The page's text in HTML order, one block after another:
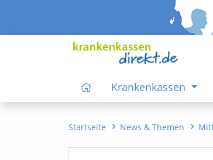
Krankenkassen
Startseite News & Themen